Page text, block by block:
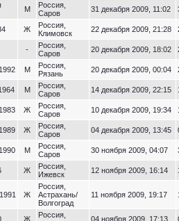
М
Россия,
Саров
31 декабря 2009, 11:02
Ж
Россия,
Климовск
22 декабря 2009, 21:28
-
Россия,
Саров
20 декабря 2009, 18:02
М
Россия,
Рязань
20 декабря 2009, 00:04
М
Россия,
Саров
14 декабря 2009, 22:15
Ж
Россия,
Саров
10 декабря 2009, 19:34
Ж
Россия,
Саров
04 декабря 2009, 13:45
М
Россия,
Саров
30 ноября 2009, 04:07
Ж
Россия,
Ижевск
12 ноября 2009, 16:14
Ж
Россия,
Астрахань/
Волгоград
11 ноября 2009, 19:17
Ж
Россия,
04 ноября 2009, 17:13